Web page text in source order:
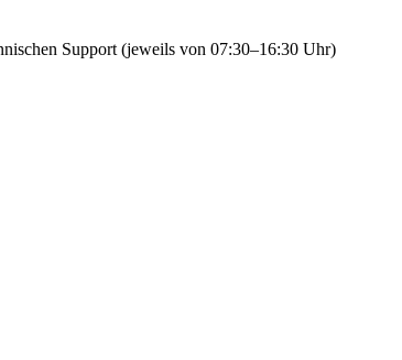
Support (jeweils von 07:30–16:30 Uhr)